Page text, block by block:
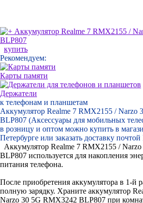
купить
Рекомендуем:
Карты памяти
Держатели
к телефонам и планшетам
Аккумулятор Realme 7 RMX2155 / Narzo
BLP807 (Аксессуары для мобильных
в розницу и оптом можно купить в
Петербурге или заказать доставку
Аккумулятор Realme 7 RMX2155 /
BLP807 используется для накопления
питания телефона.
После приобретения аккумулятора в 1-й
полную зарядку. Храните аккумулятор
Narzo 30 5G RMX3242 BLP807 при